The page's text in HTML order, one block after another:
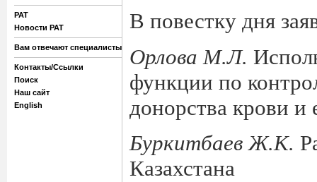
РАТ
Новости РАТ
Вам отвечают специалисты
Контакты/Ссылки
Поиск
Наш сайт
English
В повестку дня
Орлова М.Л.
функции по
донорства крови и
Буркитбаев Ж.К.
Казахстана